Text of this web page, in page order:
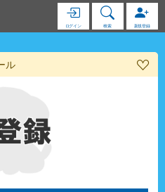
ログイン 検索 新規登録
ル